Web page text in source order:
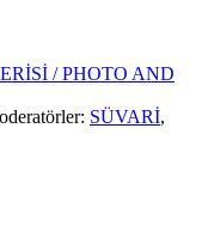
/ PHOTO AND
SÜVARİ,